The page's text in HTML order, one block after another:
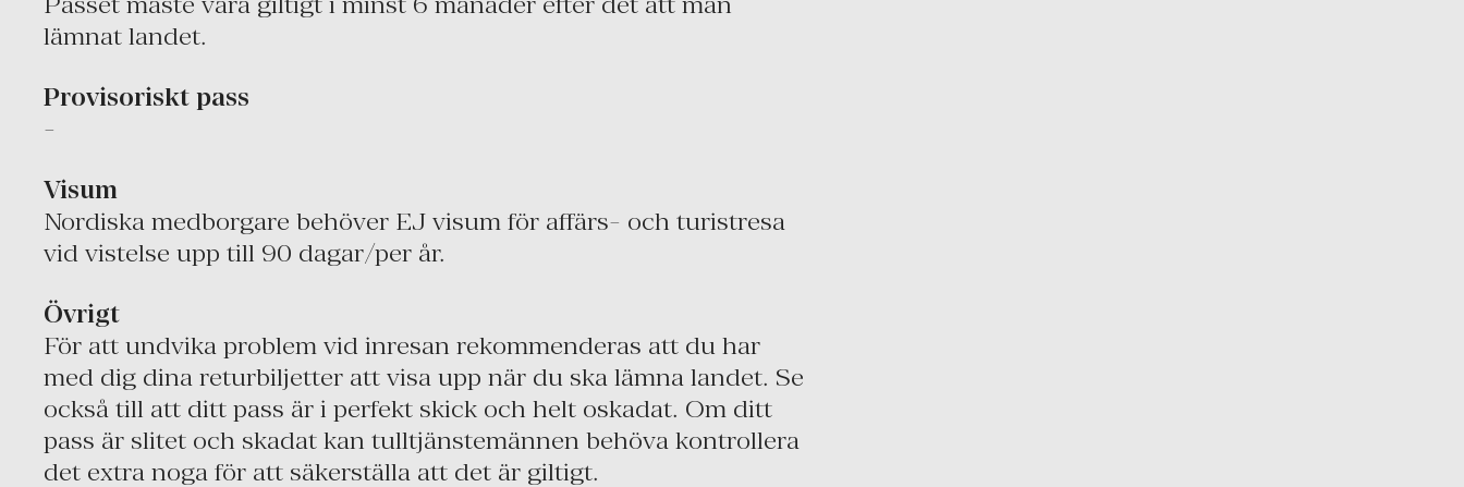
lämnat landet.
Provisoriskt pass
-
Visum
Nordiska medborgare behöver EJ visum för affärs- och turistresa
vid vistelse upp till 90 dagar/per år.
Övrigt
För att undvika problem vid inresan rekommenderas att du har
med dig dina returbiljetter att visa upp när du ska lämna landet. Se
också till att ditt pass är i perfekt skick och helt oskadat. Om ditt
pass är slitet och skadat kan tulltjänstemännen behöva kontrollera
det extra noga för att säkerställa att det är giltigt.